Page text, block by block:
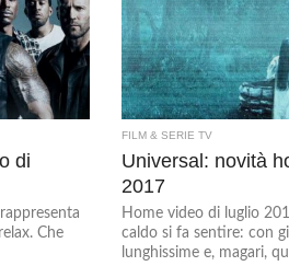
di
Che
FILM & SERIE TV
Universal: novità
2017
Home video di luglio
caldo si fa sentire: con
lunghissime e, magari,